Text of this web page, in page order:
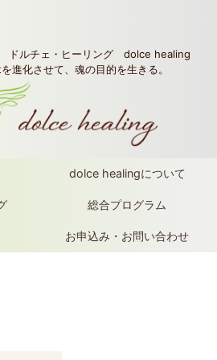
ドルチェ・ヒーリング dolce healing
進化させて、魂の目的を生きる。
dolce healingについて
総合プログラム
お申込み・お問い合わせ